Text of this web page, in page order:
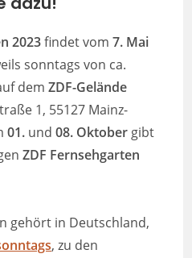
2023findet vom7. Mai
sonntags von ca.
demZDF-Gelände
1, 55127 Mainz-
01. und 08. Oktobergibt
ZDF Fernsehgarten
gehört in Deutschland,
, zu den